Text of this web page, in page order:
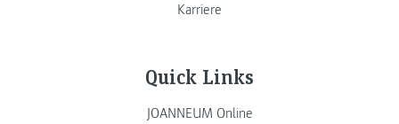
Karriere
Quick Links
JOANNEUM Online